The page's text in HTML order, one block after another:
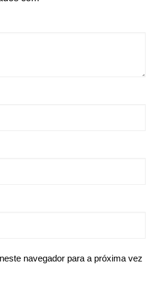
navegador para a próxima vez